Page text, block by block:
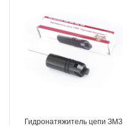
Гидронатяжитель цепи ЗМЗ